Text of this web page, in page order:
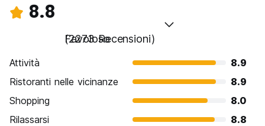
8.8
Favoloso
(2273 Recensioni)
Attività
8.9
Ristoranti nelle vicinanze
8.9
Shopping
8.0
Rilassarsi
8.8